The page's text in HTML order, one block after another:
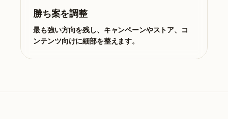
勝ち案を調整
最も強い方向を残し、キャンペーンやストア、コ
ンテンツ向けに細部を整えます。